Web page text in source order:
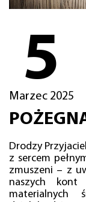
5
Marzec 2025
Drodzy
z sercem
zmuszeni – z
naszych kont
materialnych